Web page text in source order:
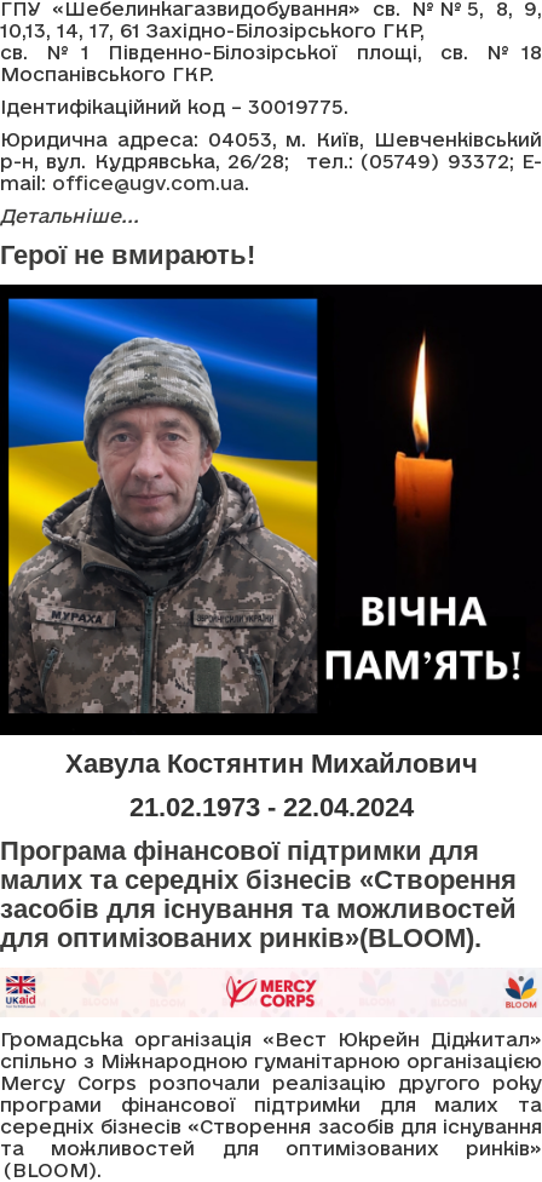
ГПУ «Шебелинкагазвидобування» св. №№5, 8, 9,
10,13, 14, 17, 61 Західно-Білозірського ГКР,
св. №1 Південно-Білозірської площі, св. №18
Моспанівського ГКР.
Ідентифікаційний код – 30019775.
Юридична адреса: 04053, м. Київ, Шевченківський
р-н, вул. Кудрявська, 26/28; тел.: (05749) 93372; E-
mail: office@ugv.com.ua.
Детальніше...
Герої не вмирають!
Хавула Костянтин Михайлович
21.02.1973 - 22.04.2024
Програма фінансової підтримки для
малих та середніх бізнесів «Створення
засобів для існування та можливостей
для оптимізованих ринків»(BLOOM).
Громадська організація «Вест Юкрейн Діджитал»
спільно з Міжнародною гуманітарною організацією
Mercy Corps розпочали реалізацію другого року
програми фінансової підтримки для малих та
середніх бізнесів «Створення засобів для існування
та можливостей для оптимізованих ринків»
(BLOOM).